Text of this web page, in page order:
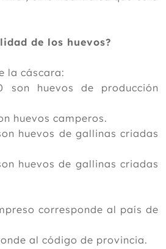
de los huevos?
la cáscara:
son huevos de producción
huevos camperos.
huevos de gallinas criadas
huevos de gallinas criadas
corresponde al país de
al código de provincia.